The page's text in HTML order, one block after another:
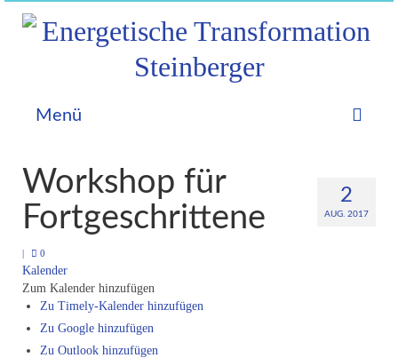
Menü
Allgemein
Prognosen
Partnerhoroskop
2
AUG. 2017
Workshop für
Fortgeschrittene
| 0
Kalender
Zum Kalender hinzufügen
Zu Timely-Kalender hinzufügen
Zu Google hinzufügen
Zu Outlook hinzufügen